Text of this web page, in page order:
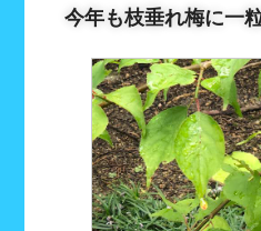
今年も枝垂れ梅に一